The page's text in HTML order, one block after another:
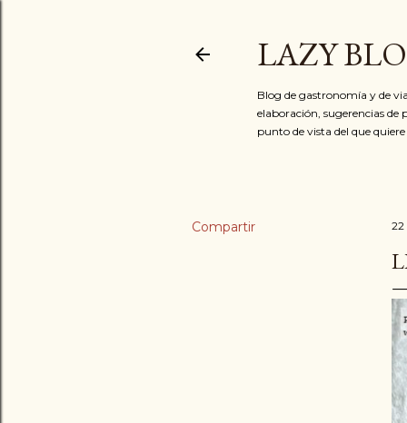
LAZY
Blog de gastronomía y de
elaboración, sugerencias de
punto de vista del que
Compartir